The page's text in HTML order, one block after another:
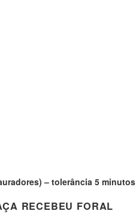
– tolerância 5 minutos
RECEBEU FORAL